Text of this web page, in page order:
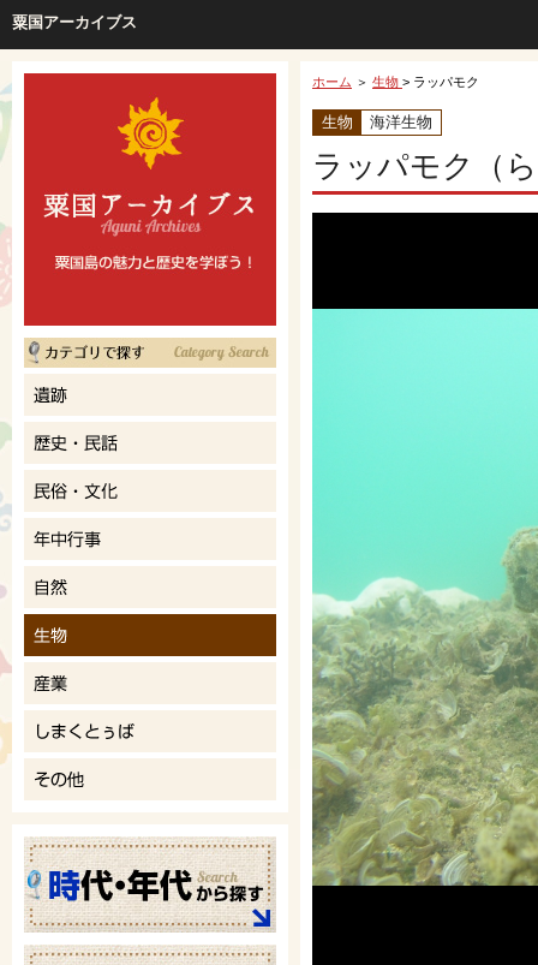
粟国アーカイブス
ホーム ＞ 生物 > ラッパモク
生物 海洋生物
ラッパモク（